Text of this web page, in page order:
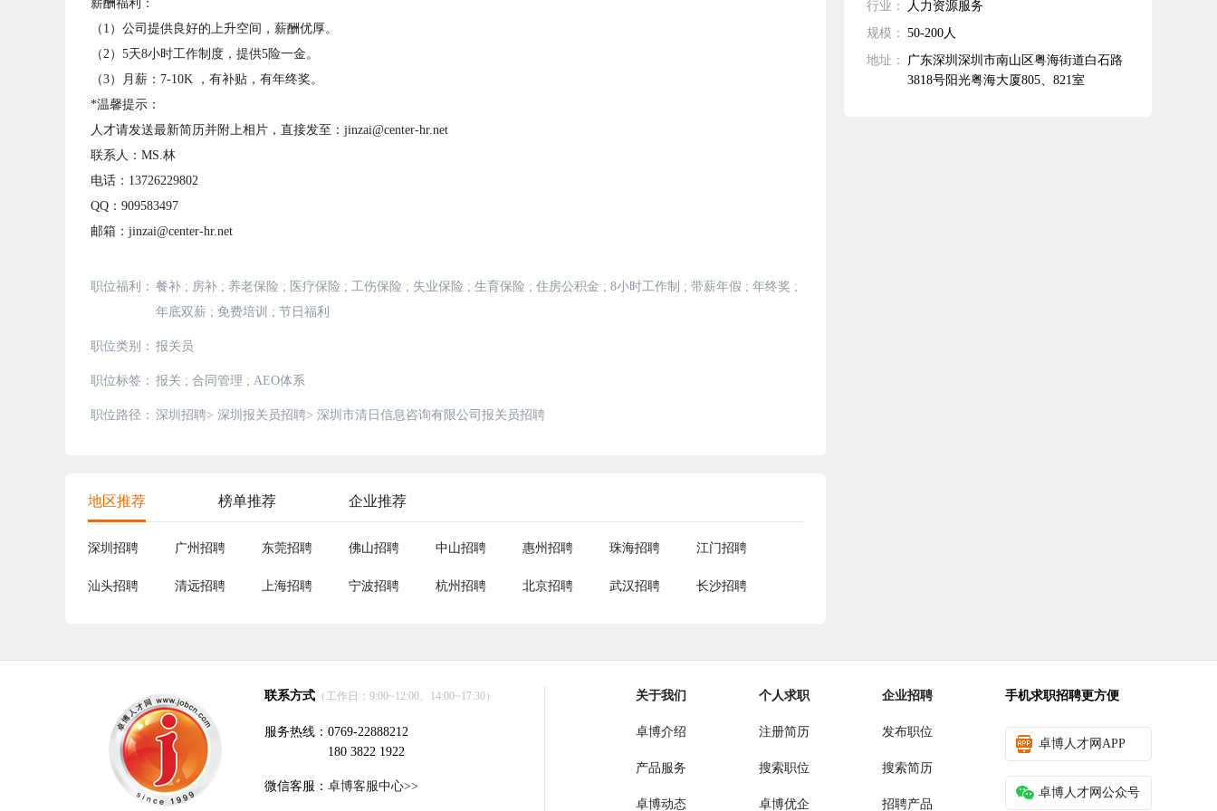
薪酬福利：
（1）公司提供良好的上升空间，薪酬优厚。
（2）5天8小时工作制度，提供5险一金。
（3）月薪：7-10K ，有补贴，有年终奖。
*温馨提示：
人才请发送最新简历并附上相片，直接发至：jinzai@center-hr.net
联系人：MS.林
电话：13726229802
QQ：909583497
邮箱：jinzai@center-hr.net
职位福利： 餐补 ; 房补 ; 养老保险 ; 医疗保险 ; 工伤保险 ; 失业保险 ; 生育保险 ; 住房公积金 ; 8小时工作制 ; 带薪年假 ; 年终奖 ;
年底双薪 ; 免费培训 ; 节日福利
职位类别： 报关员
职位标签： 报关 ; 合同管理 ; AEO体系
职位路径： 深圳招聘> 深圳报关员招聘> 深圳市清日信息咨询有限公司报关员招聘
地区推荐 榜单推荐 企业推荐
深圳招聘 广州招聘 东莞招聘 佛山招聘 中山招聘 惠州招聘 珠海招聘 江门招聘
汕头招聘 清远招聘 上海招聘 宁波招聘 杭州招聘 北京招聘 武汉招聘 长沙招聘
行业：
人力资源服务
规模： 50-200人
地址：
广东深圳深圳市南山区粤海街道白石路
3818号阳光粤海大厦805、821室
联系方式 （工作日：9:00~12:00、14:00~17:30）
服务热线：0769-22888212
180 3822 1922
微信客服： 卓博客服中心>>
关于我们
卓博介绍
产品服务
卓博动态
个人求职
注册简历
搜索职位
卓博优企
企业招聘
发布职位
搜索简历
招聘产品
手机求职招聘更方便
卓博人才网APP
卓博人才网公众号